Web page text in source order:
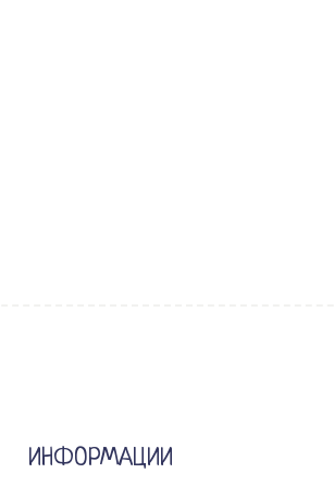
ИНФОРМАЦИИ